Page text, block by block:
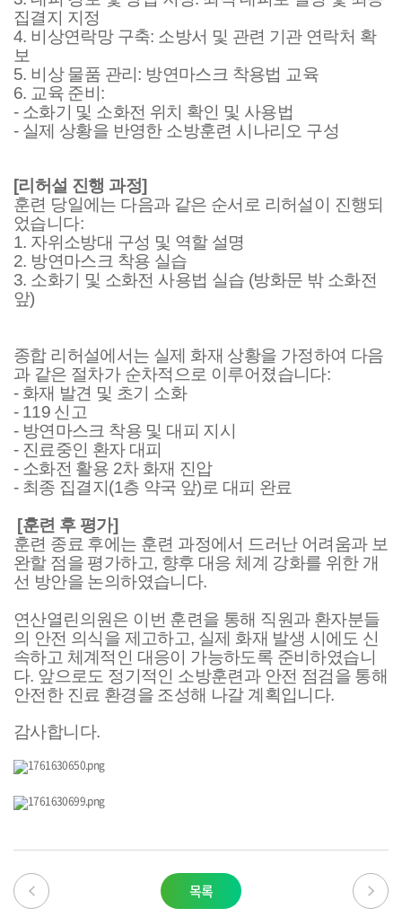
집결지 지정
4. 비상연락망 구축: 소방서 및 관련 기관 연락처 확
보
5. 비상 물품 관리 : 방연마스크 착용법 교육
6. 교육 준비 :
- 소화기 및 소화전 위치 확인 및 사용법
- 실제 상황을 반영한 소방훈련 시나리오 구성
[리허설 진행 과정]
훈련 당일에는 다음과 같은 순서로 리허설이 진행되
었습니다:
1. 자위소방대 구성 및 역할 설명
2. 방연마스크 착용 실습
3. 소화기 및 소화전 사용법 실습 (방화문 밖 소화전
앞)
종합 리허설에서는 실제 화재 상황을 가정하여 다음
과 같은 절차가 순차적으로 이루어졌습니다:
- 화재 발견 및 초기 소화
- 119 신고
- 방연마스크 착용 및 대피 지시
- 진료중인 환자 대피
- 소화전 활용 2차 화재 진압
- 최종 집결지 (1층 약국 앞)로 대피 완료
[훈련 후 평가]
훈련 종료 후에는 훈련 과정에서 드러난 어려움과 보
완할 점을 평가하고, 향후 대응 체계 강화를 위한 개
선 방안을 논의하였습니다.
연산열린의원은 이번 훈련을 통해 직원과 환자분들
의 안전 의식을 제고하고, 실제 화재 발생 시에도 신
속하고 체계적인 대응이 가능하도록 준비하였습니
다. 앞으로도 정기적인 소방훈련과 안전 점검을 통해
안전한 진료 환경을 조성해 나갈 계획입니다.
감사합니다.
목록